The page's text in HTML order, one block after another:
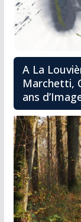
A La
Marchetti,
ans